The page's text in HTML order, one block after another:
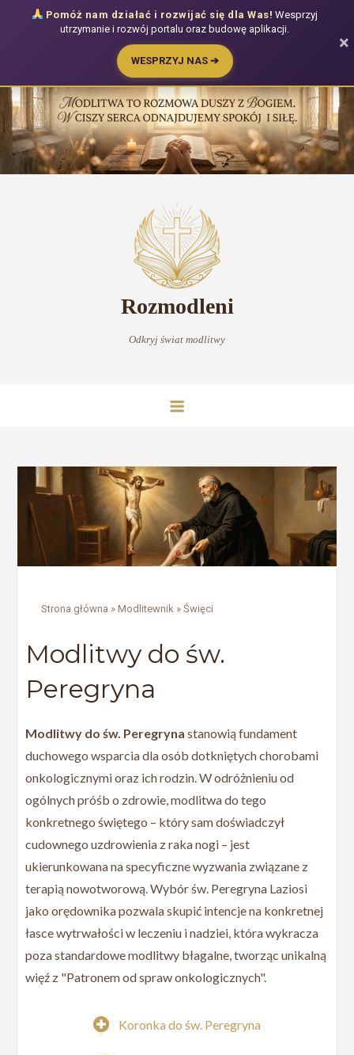
do
treści
Rozmodleni
Odkryj świat modlitwy
Strona główna »Modlitewnik »Święci
Modlitwy do św.
Peregryna
Modlitwy do św. Peregryna stanowią fundament
duchowego wsparcia dla osób dotkniętych chorobami
onkologicznymi oraz ich rodzin. W odróżnieniu od
ogólnych próśb o zdrowie, modlitwa do tego
konkretnego świętego – który sam doświadczył
cudownego uzdrowienia z raka nogi – jest
ukierunkowana na specyficzne wyzwania związane z
terapią nowotworową. Wybór św. Peregryna Laziosi
jako orędownika pozwala skupić intencje na konkretnej
łasce wytrwałości w leczeniu i nadziei, która wykracza
poza standardowe modlitwy błagalne, tworząc unikalną
więź z "Patronem od spraw onkologicznych".
Koronka do św. Peregryna
Pomóż nam działać i rozwijać się dla Was! Wesprzyj
utrzymanie i rozwój portalu oraz budowę aplikacji.
WESPRZYJ NAS ➔
×